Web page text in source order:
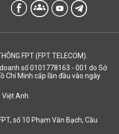
groups
FPT (FPT TELECOM).
số 0101778163 - 001 do Sở
Chí Minh cấp lần đầu vào ngày
Việt Anh
số 10 Phạm Văn Bạch, Cầu